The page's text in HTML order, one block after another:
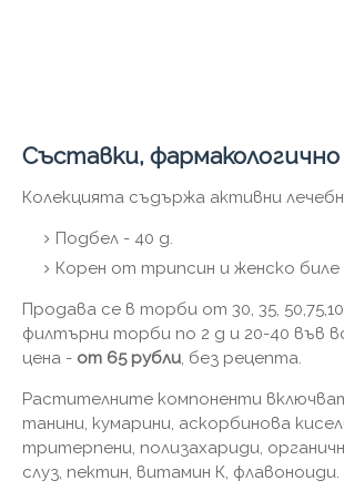
Съставки,
Колекцията съдържа активни
Подбел - 40 g.
Корен от трипсин и женско биле
Продава се в торби от 30, 35,
филтърни торби по 2 g и 20-40 във
цена - от 65 рубли , без рецепта.
Растителните компоненти
танини, кумарини, аскорбинова
тритерпени, полизахариди,
слуз, пектин, витамин К, флавоноиди.